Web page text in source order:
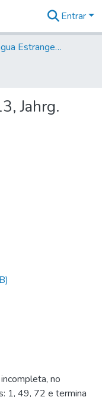
Entrar
Jornais em Língua Estrangeira
Jahrg.
no
1, 49, 72 e termina